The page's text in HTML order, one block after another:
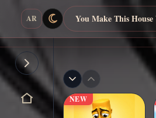
You Make This
AR
NEW